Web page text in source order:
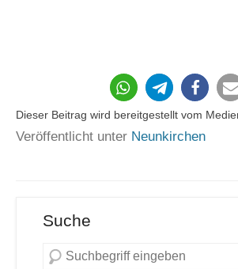
46
Dieser Beitrag wird bereitgestellt vom
Veröffentlicht unter Neunkirchen
Suche